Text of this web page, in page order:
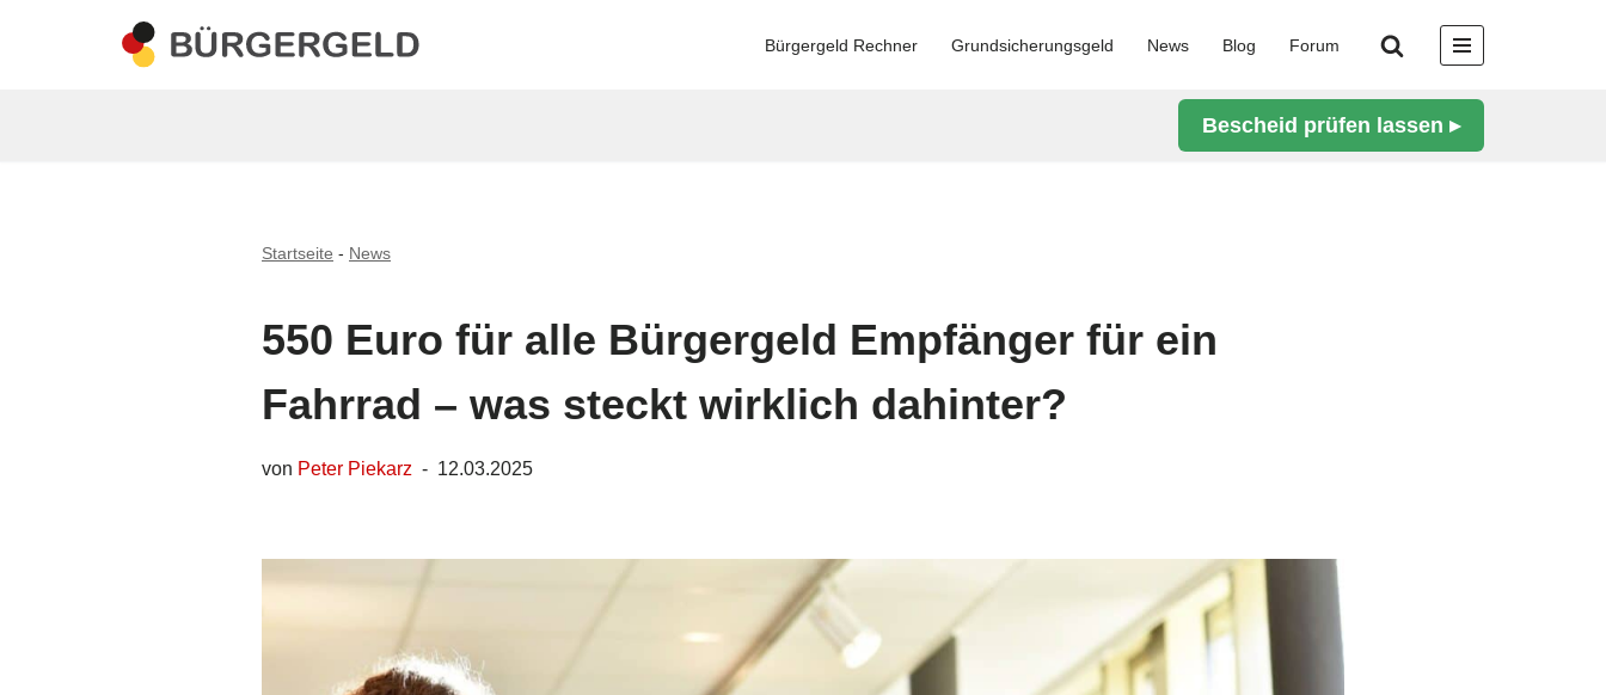
Bürgergeld Rechner Grundsicherungsgeld News Blog Forum
Bescheid prüfen lassen ▸
Startseite - News
550 Euro für alle Bürgergeld Empfänger für ein
Fahrrad – was steckt wirklich dahinter?
von Peter Piekarz 12.03.2025